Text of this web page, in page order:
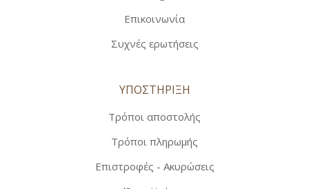
Επικοινωνία
Συχνές ερωτήσεις
ΥΠΟΣΤΗΡΙΞΗ
Τρόποι αποστολής
Τρόποι πληρωμής
Επιστροφές - Ακυρώσεις